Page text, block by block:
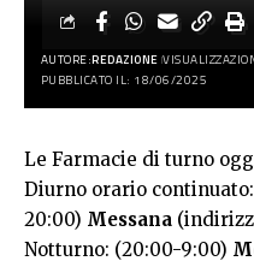
AUTORE:REDAZIONE
PUBBLICATO IL: 18/06/2025
Le Farmacie di turno
Diurno orario
20:00) Messana
Notturno: (20:00-9:00)